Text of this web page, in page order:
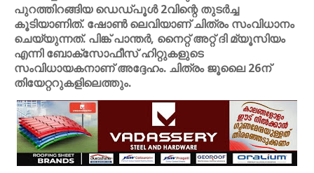
പുറത്തിറങ്ങിയ ഡെഡ്പൂള്‍ 2വിന്റെ തുടര്‍ച്ച
കൂടിയാണിത്. ഷോണ്‍ ലെവിയാണ് ചിത്രം സംവിധാനം
ചെയ്യുന്നത്. പിങ്ക് പാന്തര്‍, നൈറ്റ് അറ്റ് ദി മ്യൂസിയം
എന്നി ബോക്സോഫീസ് ഹിറ്റുകളുടെ
സംവിധായകനാണ് അദ്ദേഹം. ചിത്രം ജൂലൈ 26ന്
തിയേറ്ററുകളിലെത്തും.